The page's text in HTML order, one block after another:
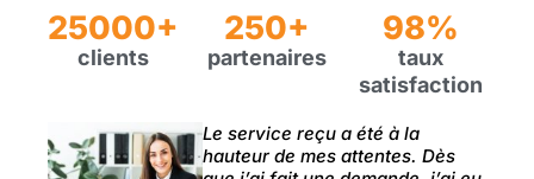
25000+
clients
250+
partenaires
98%
taux
satisfaction
Le service reçu a été à la
hauteur de mes attentes. Dès